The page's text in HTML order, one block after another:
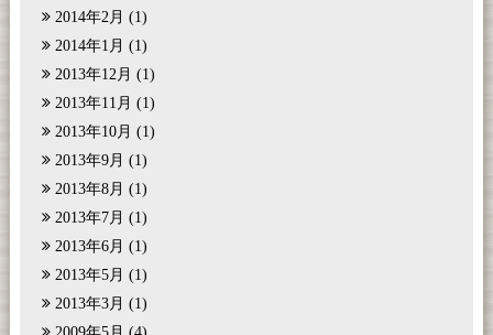
2014年2月 (1)
2014年1月 (1)
2013年12月 (1)
2013年11月 (1)
2013年10月 (1)
2013年9月 (1)
2013年8月 (1)
2013年7月 (1)
2013年6月 (1)
2013年5月 (1)
2013年3月 (1)